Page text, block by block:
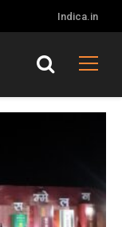
Indica.in